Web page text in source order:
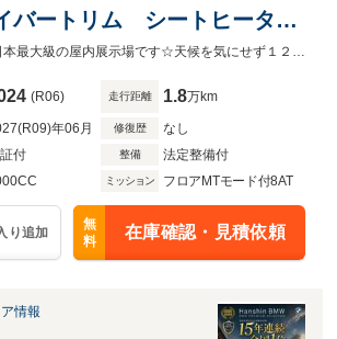
バートリム シートヒータ
ンスピーカー 電動リアゲー
ー
☆ＢＭＷ全国保証対応車☆オンライン商談☆動画配信サービス実施中☆☆日本最大級の屋内展示場です☆天候を気にせず１２０台以上のＢＭＷ／ＭＩＮＩからお気に入りの１台を！
(R06) 走行距離 1.8万km
年06月 修復歴 なし
付 整備 法定整備付
ミッション フロアMTモード付8AT
り追加
無
料
在庫確認・見積依頼
情報